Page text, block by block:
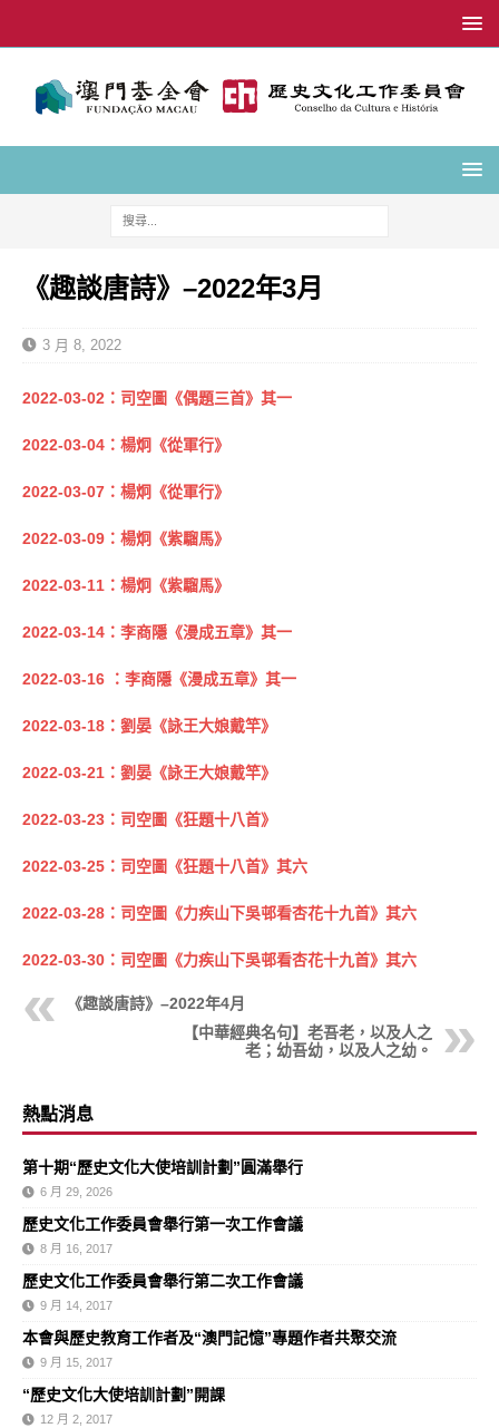
《趣談唐詩》–2022年3月
3 月 8, 2022
2022-03-02：司空圖《偶題三首》其一
2022-03-04：楊炯《從軍行》
2022-03-07：楊炯《從軍行》
2022-03-09：楊炯《紫騮馬》
2022-03-11：楊炯《紫騮馬》
2022-03-14：李商隱《漫成五章》其一
2022-03-16 ：李商隱《漫成五章》其一
2022-03-18：劉晏《詠王大娘戴竿》
2022-03-21：劉晏《詠王大娘戴竿》
2022-03-23：司空圖《狂題十八首》
2022-03-25：司空圖《狂題十八首》其六
2022-03-28：司空圖《力疾山下吳邨看杏花十九首》其六
2022-03-30：司空圖《力疾山下吳邨看杏花十九首》其六
《趣談唐詩》–2022年4月
【中華經典名句】老吾老，以及人之
老；幼吾幼，以及人之幼。
熱點消息
第十期“歷史文化大使培訓計劃”圓滿舉行
6 月 29, 2026
歷史文化工作委員會舉行第一次工作會議
8 月 16, 2017
歷史文化工作委員會舉行第二次工作會議
9 月 14, 2017
本會與歷史教育工作者及“澳門記憶”專題作者共聚交流
9 月 15, 2017
“歷史文化大使培訓計劃”開課
12 月 2, 2017